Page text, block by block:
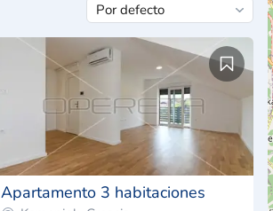
Apartamento 3 habitaciones